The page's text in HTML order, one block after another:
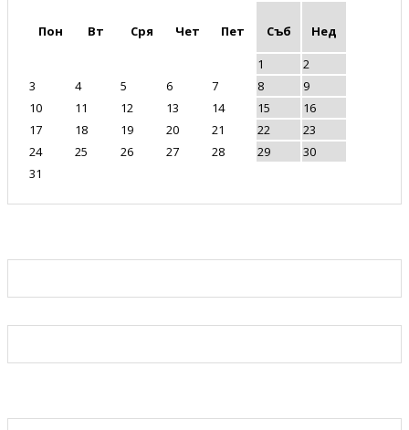
Пон Вт Сря Чет Пет Съб
Нед
1
2
3
4 5 6 7 8
9
10
11 12 13 14 15
16
17
18 19 20 21 22
23
24
25 26 27 28 29
30
31